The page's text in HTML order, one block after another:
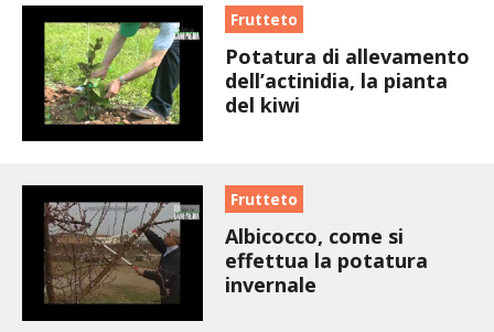
CONSERVARE LA FRUTTA
CONSERVE DELL’ORTO
FACEM
STIHL
BLUMEN
NOCCIOLA DI CALABRIA
Frutteto
Potatura di allevamento
dell’actinidia, la pianta
del kiwi
Frutteto
Albicocco, come si
effettua la potatura
invernale